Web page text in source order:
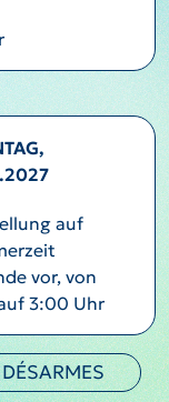
auf
vor, von
3:00 Uhr